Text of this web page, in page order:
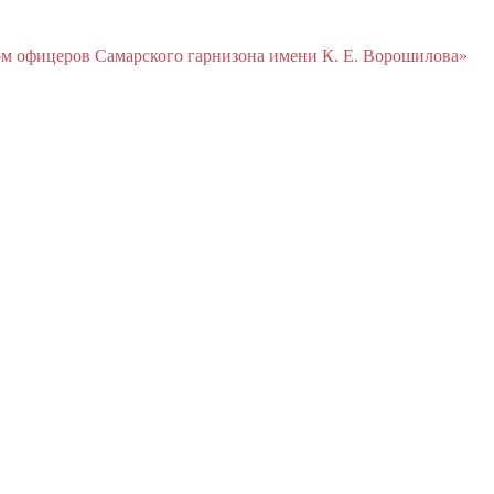
офицеров Cамарского гарнизона имени К. Е. Ворошилова»